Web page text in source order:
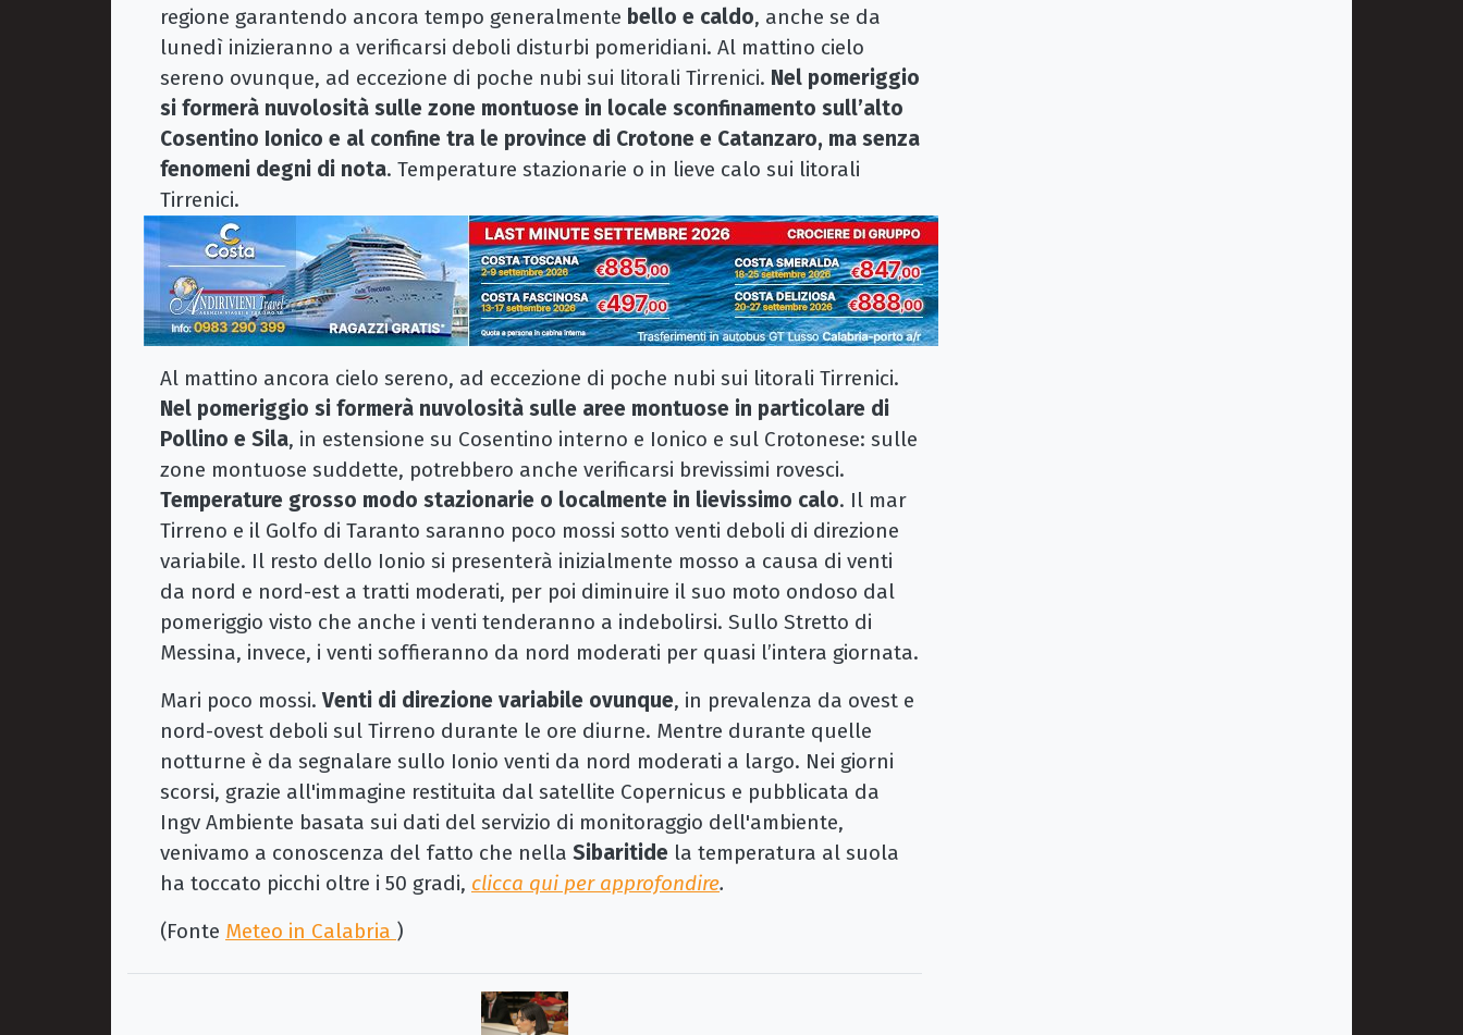
regione garantendo ancora tempo generalmente bello e caldo, anche se da
lunedì inizieranno a verificarsi deboli disturbi pomeridiani. Al mattino cielo
sereno ovunque, ad eccezione di poche nubi sui litorali Tirrenici. Nel pomeriggio
si formerà nuvolosità sulle zone montuose in locale sconfinamento sull’alto
Cosentino Ionico e al confine tra le province di Crotone e Catanzaro, ma senza
fenomeni degni di nota. Temperature stazionarie o in lieve calo sui litorali
Tirrenici.
Al mattino ancora cielo sereno, ad eccezione di poche nubi sui litorali Tirrenici.
Nel pomeriggio si formerà nuvolosità sulle aree montuose in particolare di
Pollino e Sila, in estensione su Cosentino interno e Ionico e sul Crotonese: sulle
zone montuose suddette, potrebbero anche verificarsi brevissimi rovesci.
Temperature grosso modo stazionarie o localmente in lievissimo calo. Il mar
Tirreno e il Golfo di Taranto saranno poco mossi sotto venti deboli di direzione
variabile. Il resto dello Ionio si presenterà inizialmente mosso a causa di venti
da nord e nord-est a tratti moderati, per poi diminuire il suo moto ondoso dal
pomeriggio visto che anche i venti tenderanno a indebolirsi. Sullo Stretto di
Messina, invece, i venti soffieranno da nord moderati per quasi l’intera giornata.
Mari poco mossi. Venti di direzione variabile ovunque, in prevalenza da ovest e
nord-ovest deboli sul Tirreno durante le ore diurne. Mentre durante quelle
notturne è da segnalare sullo Ionio venti da nord moderati a largo. Nei giorni
scorsi, grazie all'immagine restituita dal satellite Copernicus e pubblicata da
Ingv Ambiente basata sui dati del servizio di monitoraggio dell'ambiente,
venivamo a conoscenza del fatto che nella Sibaritide la temperatura al suola
ha toccato picchi oltre i 50 gradi, clicca qui per approfondire.
(Fonte Meteo in Calabria )